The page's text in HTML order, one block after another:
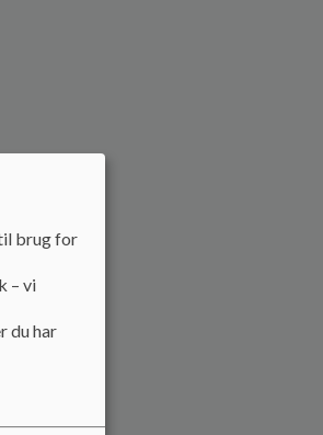
brug for
– vi
du har